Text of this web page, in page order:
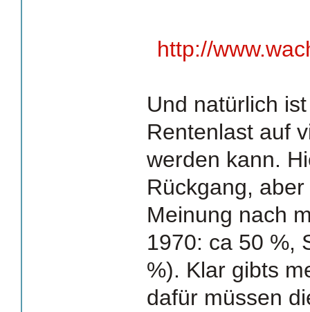
http://
Und natürlich
Rentenlast auf
werden kann.
Rückgang,
Meinung nach
1970: ca 50 %,
%). Klar gibts
dafür müssen